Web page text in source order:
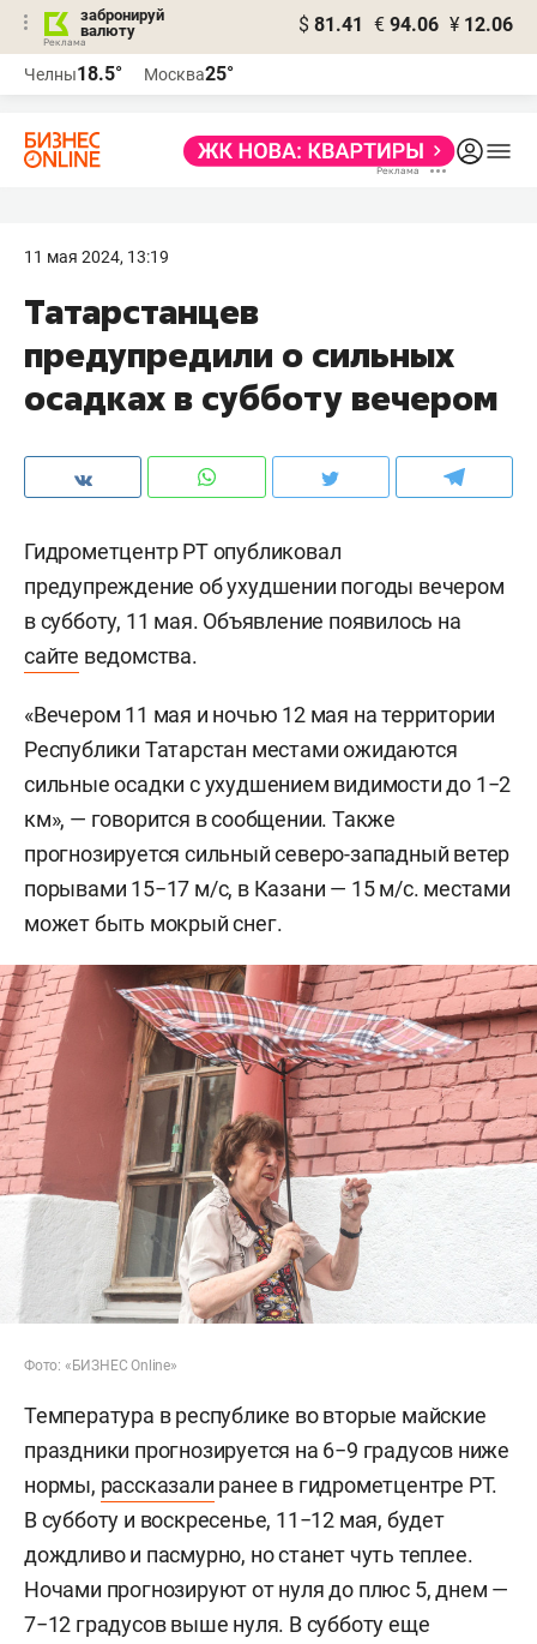
забронируй
валюту
$ 81.41 € 94.06 ¥ 12.06
Челны18.5° Москва25°
11 мая 2024, 13:19
Татарстанцев
предупредили о сильных
осадках в субботу вечером
Гидрометцентр РТ опубликовал
предупреждение об ухудшении погоды вечером
в субботу, 11 мая. Объявление появилось на
сайте ведомства.
«Вечером 11 мая и ночью 12 мая на территории
Республики Татарстан местами ожидаются
сильные осадки с ухудшением видимости до 1−2
км», — говорится в сообщении. Также
прогнозируется сильный северо-западный ветер
порывами 15−17 м/с, в Казани — 15 м/с. местами
может быть мокрый снег.
Фото: «БИЗНЕС Online»
Температура в республике во вторые майские
праздники прогнозируется на 6−9 градусов ниже
нормы, рассказали ранее в гидрометцентре РТ.
В субботу и воскресенье, 11−12 мая, будет
дождливо и пасмурно, но станет чуть теплее.
Ночами прогнозируют от нуля до плюс 5, днем —
7−12 градусов выше нуля. В субботу еще